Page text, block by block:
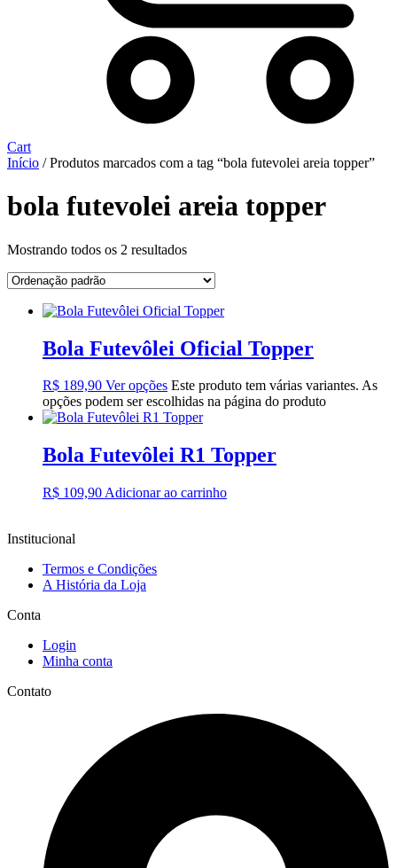
Cart
Início / Produtos marcados com a tag “bola futevolei areia topper”
bola futevolei areia topper
Mostrando todos os 2 resultados
Bola Futevôlei Oficial Topper
R$ 189,90 Ver opções Este produto tem várias variantes. As
opções podem ser escolhidas na página do produto
Bola Futevôlei R1 Topper
R$ 109,90 Adicionar ao carrinho
Institucional
Termos e Condições
A História da Loja
Conta
Login
Minha conta
Contato